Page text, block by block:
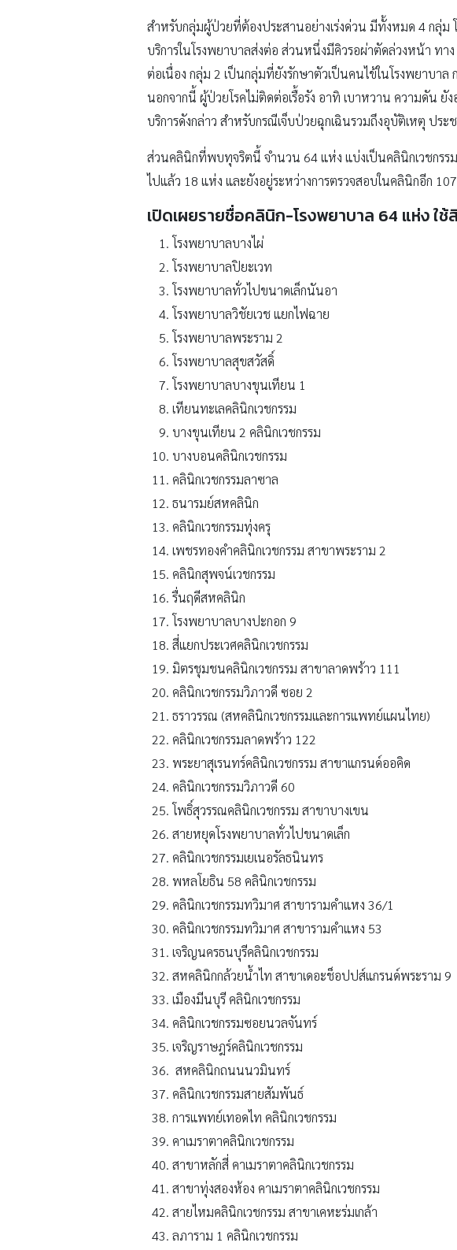
สำหรับกลุ่มผู้ป่วยที่ต้องประสานอย่างเร่งด่วน มีทั้งหมด 4 กลุ่
บริการในโรงพยาบาลส่งต่อ ส่วนหนึ่งมีคิวรอผ่าตัดล่วงหน้า ทา
ต่อเนื่อง กลุ่ม 2 เป็นกลุ่มที่ยังรักษาตัวเป็นคนไข้ในโรงพยาบา
นอกจากนี้ ผู้ป่วยโรคไม่ติดต่อเรื้อรัง อาทิ เบาหวาน ความดัน
บริการดังกล่าว สำหรับกรณีเจ็บป่วยฉุกเฉินรวมถึงอุบัติเหตุ ปร
ส่วนคลินิกที่พบทุจริตนี้ จำนวน 64 แห่ง แบ่งเป็นคลินิกเวชกร
ไปแล้ว 18 แห่ง และยังอยู่ระหว่างการตรวจสอบในคลินิกอีก
เปิดเผยรายชื่อคลินิก-โรงพยาบาล 64 แห่ง ใ
โรงพยาบาลบางไผ่
โรงพยาบาลปิยะเวท
โรงพยาบาลทั่วไปขนาดเล็กนันอา
โรงพยาบาลวิชัยเวช แยกไฟฉาย
โรงพยาบาลพระราม 2
โรงพยาบาลสุขสวัสดิ์
โรงพยาบาลบางขุนเทียน 1
เทียนทะเลคลินิกเวชกรรม
บางขุนเทียน 2 คลินิกเวชกรรม
บางบอนคลินิกเวชกรรม
คลินิกเวชกรรมลาซาล
ธนารมย์สหคลินิก
คลินิกเวชกรรมทุ่งครุ
เพชรทองคําคลินิกเวชกรรม สาขาพระราม 2
คลินิกสุพจน์เวชกรรม
รื่นฤดีสหคลินิก
โรงพยาบาลบางปะกอก 9
สี่แยกประเวศคลินิกเวชกรรม
มิตรชุมชนคลินิกเวชกรรม สาขาลาดพร้าว 111
คลินิกเวชกรรมวิภาวดี ซอย 2
ธราวรรณ (สหคลินิกเวชกรรมและการแพทย์แผนไทย)
คลินิกเวชกรรมลาดพร้าว 122
พระยาสุเรนทร์คลินิกเวชกรรม สาขาแกรนด์ออคิด
คลินิกเวชกรรมวิภาวดี 60
โพธิ์สุวรรณคลินิกเวชกรรม สาขาบางเขน
สายหยุดโรงพยาบาลทั่วไปขนาดเล็ก
คลินิกเวชกรรมเยเนอรัลธนินทร
พหลโยธิน 58 คลินิกเวชกรรม
คลินิกเวชกรรมทวิมาศ สาขารามคําแหง 36/1
คลินิกเวชกรรมทวิมาศ สาขารามคําแหง 53
เจริญนครธนบุรีคลินิกเวชกรรม
สหคลินิกกล้วยน้ำไท สาขาเดอะช็อปปส์แกรนด์พระราม 9
เมืองมีนบุรี คลินิกเวชกรรม
คลินิกเวชกรรมซอยนวลจันทร์
เจริญราษฎร์คลินิกเวชกรรม
สหคลินิกถนนนวมินทร์
คลินิกเวชกรรมสายสัมพันธ์
การแพทย์เทอดไท คลินิกเวชกรรม
คาเมราตาคลินิกเวชกรรม
สาขาหลักสี่ คาเมราตาคลินิกเวชกรรม
สาขาทุ่งสองห้อง คาเมราตาคลินิกเวชกรรม
สายไหมคลินิกเวชกรรม สาขาเคหะร่มเกล้า
ลภาราม 1 คลินิกเวชกรรม